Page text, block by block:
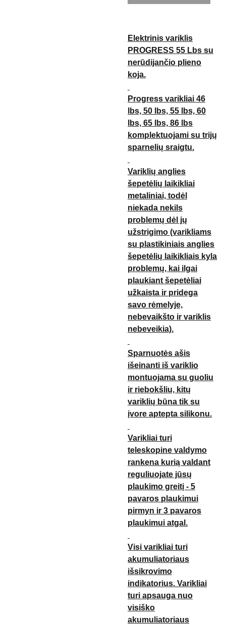
Elektrinis variklis
PROGRESS 55 Lbs su
nerūdijančio plieno
koja.
Progress varikliai 46
lbs, 50 lbs, 55 lbs, 60
lbs, 65 lbs, 86 lbs
komplektuojami su trijų
sparnelių sraigtu.
Variklių anglies
šepetėlių laikikliai
metaliniai, todėl
niekada nekils
problemų dėl jų
užstrigimo (varikliams
su plastikiniais anglies
šepetėlių laikikliais kyla
problemų, kai ilgai
plaukiant šepetėliai
užkaista ir pridega
savo rėmelyje,
nebevaikšto ir variklis
nebeveikia).
Sparnuotės ašis
išeinanti iš variklio
montuojama su guoliu
ir riebokšliu, kitų
variklių būna tik su
įvore aptepta silikonu.
Varikliai turi
teleskopine valdymo
rankena kurią valdant
reguliuojate jūsų
plaukimo greitį - 5
pavaros plaukimui
pirmyn ir 3 pavaros
plaukimui atgal.
Visi varikliai turi
akumuliatoriaus
išsikrovimo
indikatorius. Varikliai
turi apsauga nuo
visiško
akumuliatoriaus